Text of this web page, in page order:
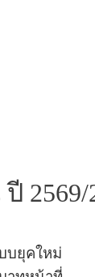
2569/
บยุคใหม่